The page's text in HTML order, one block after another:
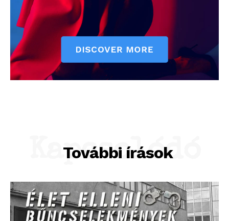
További írások
Kapcsolódó